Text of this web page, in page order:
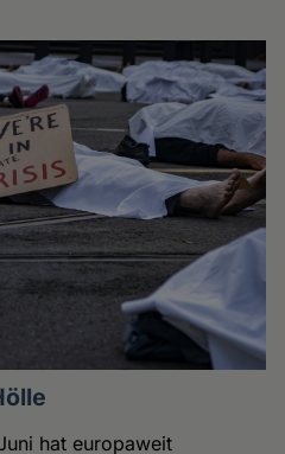
hat europaweit